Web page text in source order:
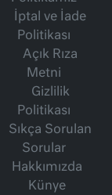
İptal ve İade
Politikası
Açık Rıza
Metni
Gizlilik
Politikası
Sıkça Sorulan
Sorular
Hakkımızda
Künye